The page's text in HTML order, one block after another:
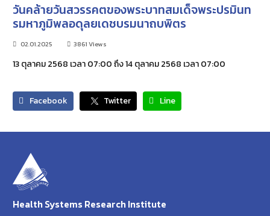
วันคล้ายวันสวรรคตของพระบาทสมเด็จพระปรมินท
รมหาภูมิพลอดุลยเดชบรมนาถบพิตร
02.01.2025 3861 Views
13 ตุลาคม 2568 เวลา 07:00 ถึง 14 ตุลาคม 2568 เวลา 07:00
Facebook Twitter Line
Health Systems Research Institute